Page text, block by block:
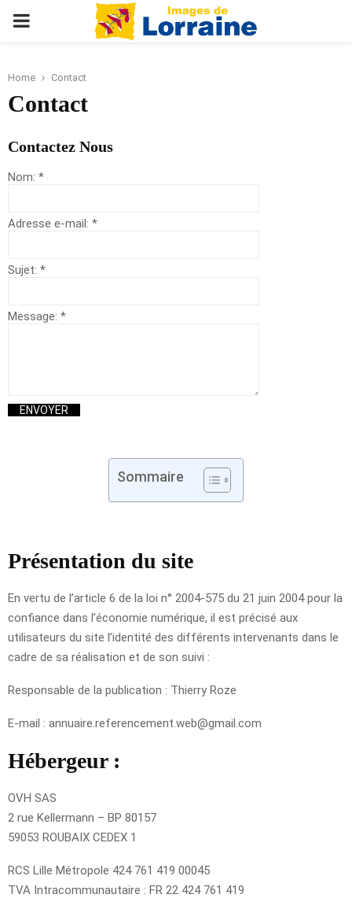
PRIMARY
Home Contact
Contact
Contactez Nous
Nom: *
Adresse e-mail: *
Sujet: *
Message: *
Sommaire
Présentation du site
En vertu de l’article 6 de la loi n° 2004-575 du 21 juin 2004 pour la
confiance dans l’économie numérique, il est précisé aux
utilisateurs du site l’identité des différents intervenants dans le
cadre de sa réalisation et de son suivi :
Responsable de la publication : Thierry Roze
E-mail : annuaire.referencement.web@gmail.com
Hébergeur :
OVH SAS
2 rue Kellermann – BP 80157
59053 ROUBAIX CEDEX 1
RCS Lille Métropole 424 761 419 00045
TVA Intracommunautaire : FR 22 424 761 419